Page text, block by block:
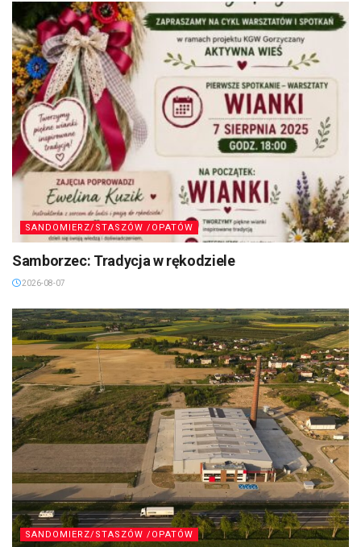
SANDOMIERZ/STASZÓW /OPATÓW
Samborzec: Tradycja w rękodziele
2026-08-07
SANDOMIERZ/STASZÓW /OPATÓW